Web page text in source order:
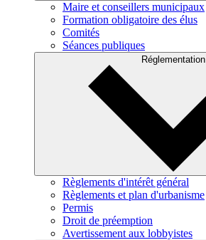
Maire et conseillers municipaux
Formation obligatoire des élus
Comités
Séances publiques
Réglementation
Règlements d'intérêt général
Règlements et plan d'urbanisme
Permis
Droit de préemption
Avertissement aux lobbyistes